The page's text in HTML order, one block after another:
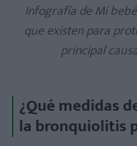
Infografía de Mi
que existen para
principal
¿Qué medidas
la bronquiolitis